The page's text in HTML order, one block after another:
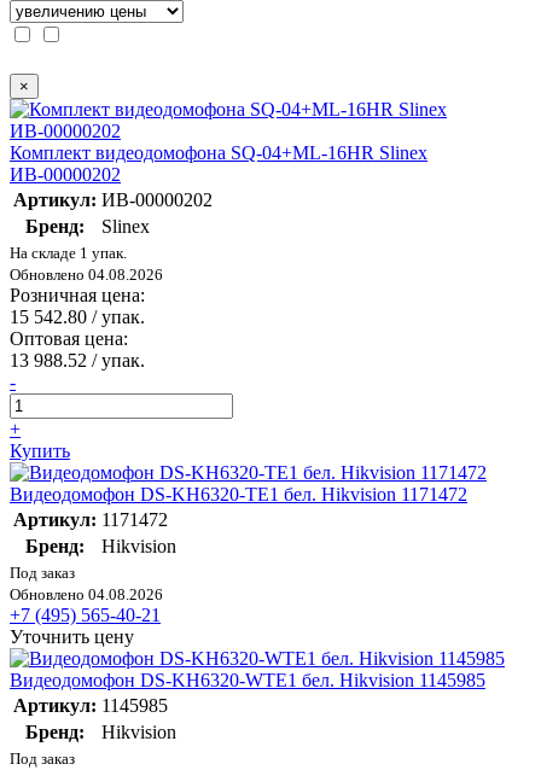
×
Комплект видеодомофона SQ-04+ML-16HR Slinex
ИВ-00000202
Артикул: ИВ-00000202
Бренд:
Slinex
На складе 1 упак.
Обновлено 04.08.2026
Розничная цена:
15 542.80 / упак.
Оптовая цена:
13 988.52 / упак.
-
+
Купить
Видеодомофон DS-KH6320-TE1 бел. Hikvision 1171472
Артикул: 1171472
Бренд:
Hikvision
Под заказ
Обновлено 04.08.2026
+7 (495) 565-40-21
Уточнить цену
Видеодомофон DS-KH6320-WTE1 бел. Hikvision 1145985
Артикул: 1145985
Бренд:
Hikvision
Под заказ